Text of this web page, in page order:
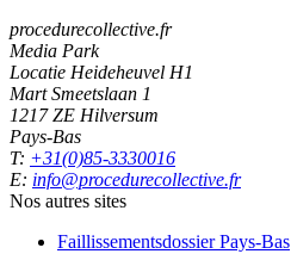
procedurecollective.fr
Media Park
Locatie Heideheuvel H1
Mart Smeetslaan 1
1217 ZE Hilversum
Pays-Bas
T: +31(0)85-3330016
E: info@procedurecollective.fr
Nos autres sites
Faillissementsdossier Pays-Bas